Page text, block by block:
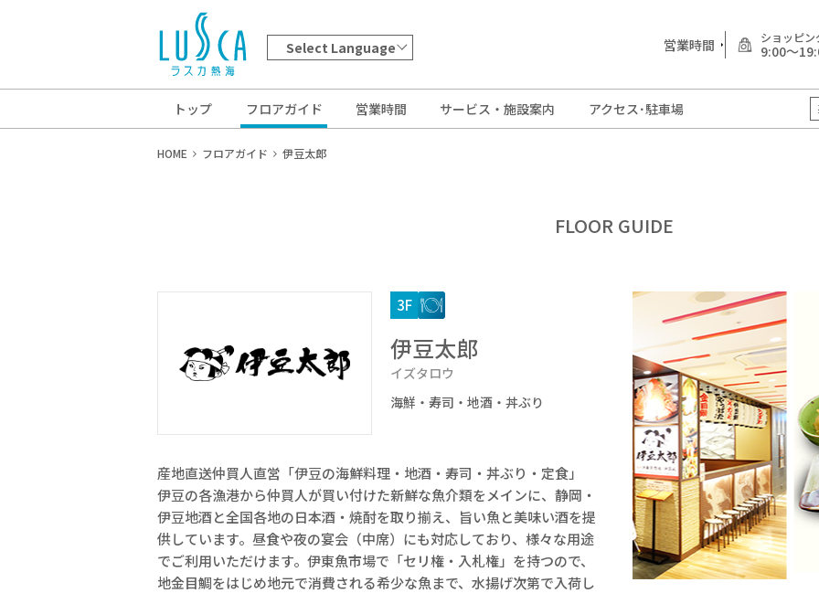
営業時間 ショッピン
9:00～
トップ フロアガイド 営業時間 サービス・施設案内 アクセス･駐車場
Select Language
HOME フロアガイド 伊豆太郎
FLOOR GUIDE
3F
伊豆太郎
イズタロウ
海鮮・寿司・地酒・丼ぶり
産地直送仲買人直営「伊豆の海鮮料理・地酒・寿司・丼ぶり・定食」
伊豆の各漁港から仲買人が買い付けた新鮮な魚介類をメインに、静岡・
伊豆地酒と全国各地の日本酒・焼酎を取り揃え、旨い魚と美味い酒を提
供しています。昼食や夜の宴会（中席）にも対応しており、様々な用途
でご利用いただけます。伊東魚市場で「セリ権・入札権」を持つので、
地金目鯛をはじめ地元で消費される希少な魚まで、水揚げ次第で入荷し